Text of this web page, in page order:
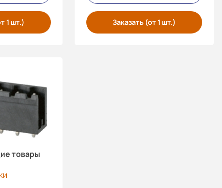
1 шт.) Заказать (от 1 шт.)
товары